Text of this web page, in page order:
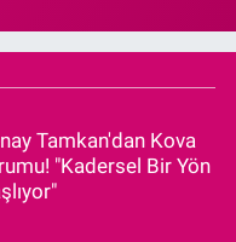
Tamkan'dan Kova
"Kadersel Bir Yön